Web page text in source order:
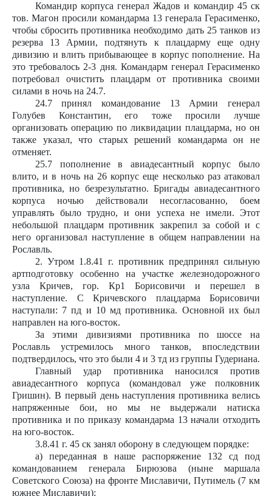
Командир корпуса генерал Жадов и командир 45 ск
тов. Магон просили командарма 13 генерала Герасименко,
чтобы сбросить противника необходимо дать 25 танков из
резерва 13 Армии, подтянуть к плацдарму еще одну
дивизию и влить прибывающее в корпус пополнение. На
это требовалось 2-3 дня. Командарм генерал Герасименко
потребовал очистить плацдарм от противника своими
силами в ночь на 24.7.
24.7 принял командование 13 Армии генерал
Голубев Константин, его тоже просили лучше
организовать операцию по ликвидации плацдарма, но он
также указал, что старых решений командарма он не
отменяет.
25.7 пополнение в авиадесантный корпус было
влито, и в ночь на 26 корпус еще несколько раз атаковал
противника, но безрезультатно. Бригады авиадесантного
корпуса ночью действовали несогласованно, боем
управлять было трудно, и они успеха не имели. Этот
небольшой плацдарм противник закрепил за собой и с
него организовал наступление в общем направлении на
Рославль.
2. Утром 1.8.41 г. противник предпринял сильную
артподготовку особенно на участке железнодорожного
узла Кричев, гор. Кр1 Борисовичи и перешел в
наступление. С Кричевского плацдарма Борисовичи
наступали: 7 пд и 10 мд противника. Основной их был
направлен на юго-восток.
За этими дивизиями противника по шоссе на
Рославль устремилось много танков, впоследствии
подтвердилось, что это были 4 и 3 тд из группы Гудериана.
Главный удар противника наносился против
авиадесантного корпуса (командовал уже полковник
Гришин). В первый день наступления противника велись
напряженные бои, но мы не выдержали натиска
противника и по приказу командарма 13 начали отходить
на юго-восток.
3.8.41 г. 45 ск занял оборону в следующем порядке:
а) переданная в наше распоряжение 132 сд под
командованием генерала Бирюзова (ныне маршала
Советского Союза) на фронте Миславичи, Путимель (7 км
южнее Миславичи);